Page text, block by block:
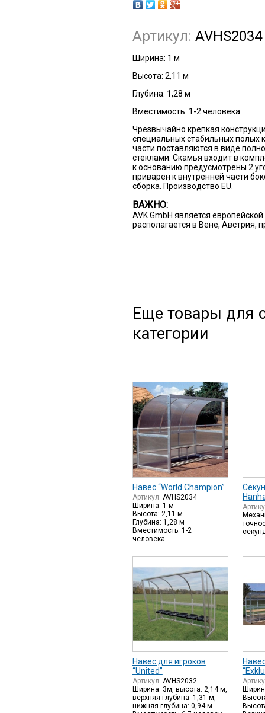
Артикул: AVHS2034
Ширина: 1 м
Высота: 2,11 м
Глубина: 1,28 м
Вместимость: 1-2 человека.
Чрезвычайно крепкая
специальных стабильных
части поставляются в виде
стеклами. Скамья входит в
к основанию предусмотрены 2
приварен к внутренней части
сборка. Производство EU.
ВАЖНО:
AVK GmbH является
располагается в Вене, Австрия,
Еще товары для
категории
Навес “World Champion”
Артикул: AVHS2034
Ширина: 1 м
Высота: 2,11 м
Глубина: 1,28 м
Вместимость: 1-2
человека.
Навес для игроков
“United”
Артикул: AVHS2032
Ширина: 3м, высота: 2,14 м,
верхняя глубина: 1,31 м,
нижняя глубина: 0,94 м.